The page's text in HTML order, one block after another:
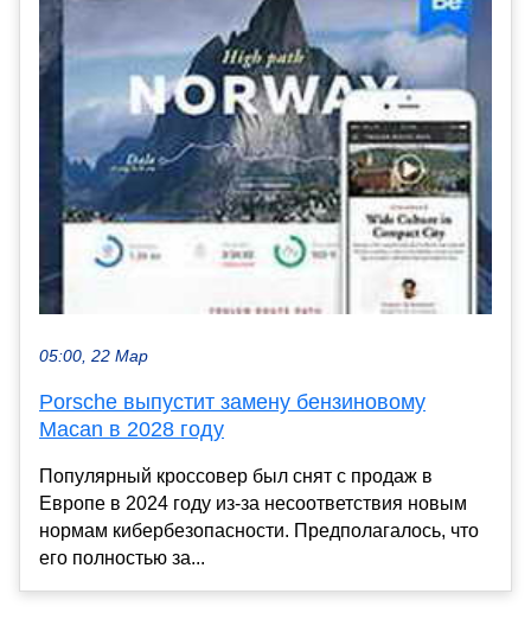
05:00, 22 Мар
Porsche выпустит замену бензиновому
Macan в 2028 году
Популярный кроссовер был снят с продаж в
Европе в 2024 году из-за несоответствия новым
нормам кибербезопасности. Предполагалось, что
его полностью за...